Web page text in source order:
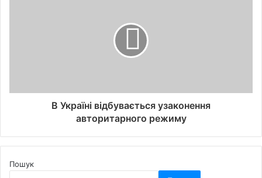
В Україні відбувається узаконення
авторитарного режиму
Пошук